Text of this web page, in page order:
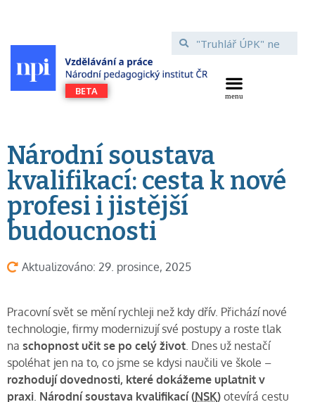
Národní soustava
kvalifikací: cesta k nové
profesi i jistější
budoucnosti
Aktualizováno: 29. prosince, 2025
Pracovní svět se mění rychleji než kdy dřív. Přichází nové
technologie, firmy modernizují své postupy a roste tlak
na schopnost učit se po celý život. Dnes už nestačí
spoléhat jen na to, co jsme se kdysi naučili ve škole –
rozhodují dovednosti, které dokážeme uplatnit v
praxi. Národní soustava kvalifikací (NSK) otevírá cestu